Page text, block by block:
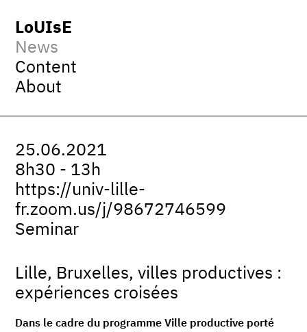
LoUIsE
News
Content
About
25.06.2021
8h30 - 13h
https://univ-lille-
fr.zoom.us/j/98672746599
Seminar
Lille, Bruxelles, villes productives :
expériences croisées
Dans le cadre du programme Ville productive porté